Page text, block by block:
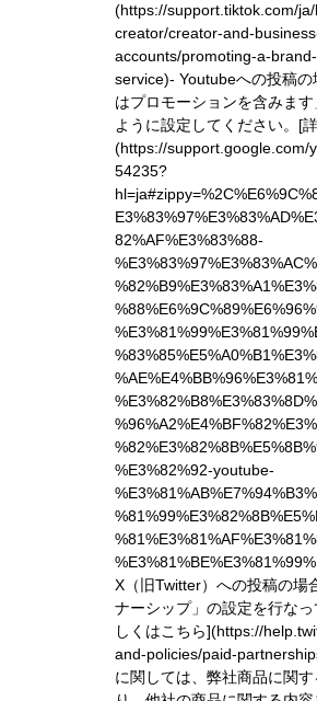
(https://support.tiktok.com/
creator/creator-and-
accounts/promoting-a-
service)- Youtubeへの投稿
はプロモーションを含みま
ように設定してください。 [
(https://support.google.com/
54235?
82%AF%E3%83%88-
%E3%82%92-youtube-
X（旧Twitter）への投稿の場
ナーシップ」の設定を行なっ
しくはこちら](https://
and-policies/paid-
に関しては、弊社商品に関